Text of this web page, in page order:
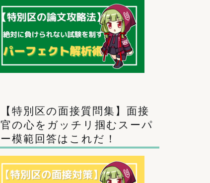
【特別区の面接質問集】面接
官の心をガッチリ掴むスーパ
ー模範回答はこれだ！